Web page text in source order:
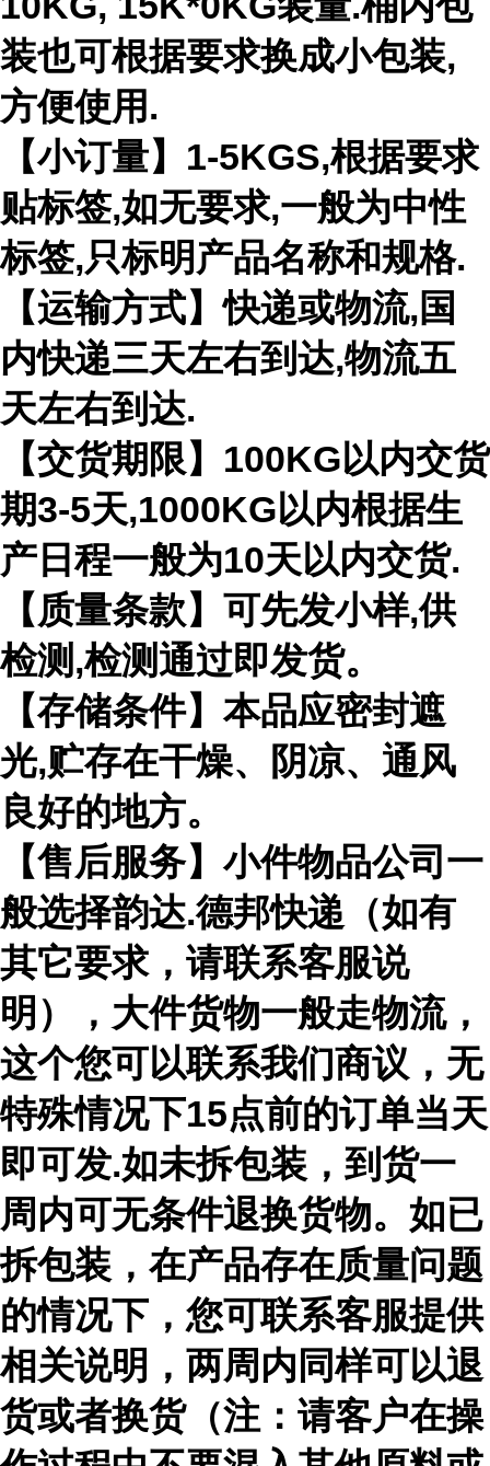
装也可根据要求换成小包装,
方便使用.
【小订量】1-5KGS,根据要求
贴标签,如无要求,一般为中性
标签,只标明产品名称和规格.
【运输方式】快递或物流,国
内快递三天左右到达,物流五
天左右到达.
【交货期限】100KG以内交货
期3-5天,1000KG以内根据生
产日程一般为10天以内交货.
【质量条款】可先发小样,供
检测,检测通过即发货。
【存储条件】本品应密封遮
光,贮存在干燥、阴凉、通风
良好的地方。
【售后服务】小件物品公司一
般选择韵达.德邦快递（如有
其它要求，请联系客服说
明），大件货物一般走物流，
这个您可以联系我们商议，无
特殊情况下15点前的订单当天
即可发.如未拆包装，到货一
周内可无条件退换货物。如已
拆包装，在产品存在质量问题
的情况下，您可联系客服提供
相关说明，两周内同样可以退
货或者换货（注：请客户在操